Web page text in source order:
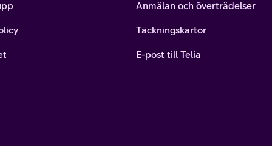
Anmälan och överträdelser
Täckningskartor
E-post till Telia